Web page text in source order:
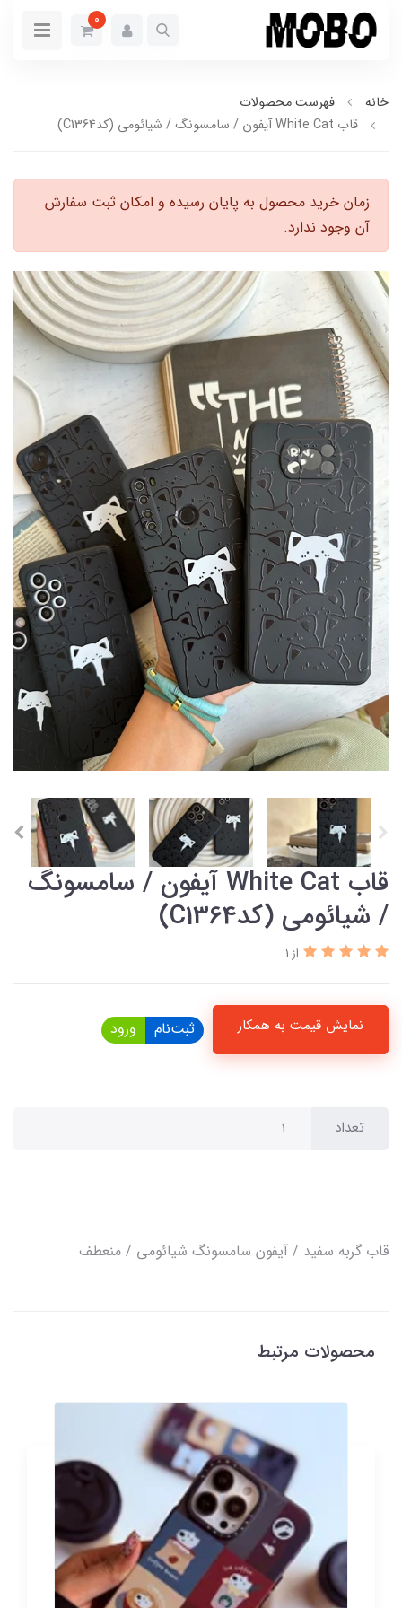
0
خانه
فهرست محصولات
قاب White Cat آیفون / سامسونگ / شیائومی (کدC1364)
زمان خرید محصول به پایان رسیده و امکان ثبت سفارش
آن وجود ندارد.
قاب White Cat آیفون / سامسونگ
/ شیائومی (کدC1364)
از 1
نمایش قیمت به همکار ثبت‌نام ورود
تعداد
قاب گربه سفید / آیفون سامسونگ شیائومی / منعطف
محصولات مرتبط